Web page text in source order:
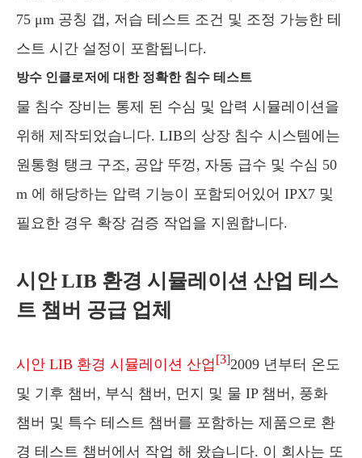
75 μm 공칭 갭, 저습 테스트 조건 및 조정 가능한 테
스트 시간 설정이 포함됩니다.
방수 인클로저에 대한 정확한 침수 테스트
물 침수 장비는 통제 된 수심 및 압력 시뮬레이션을
위해 제작되었습니다. LIB의 상장 침수 시스템에는
원통형 탱크 구조, 공압 뚜껑, 자동 급수 및 수심 50
m 에 해당하는 압력 기능이 포함되어있어 IPX7 및
필요한 경우 확장 검증 작업을 지원합니다.
시안 LIB 환경 시뮬레이션 산업 테스
트 챔버 공급 업체
시안 LIB 환경 시뮬레이션 산업 [3]2009 년부터 온도
및 기후 챔버, 부식 챔버, 먼지 및 물 IP 챔버, 풍화
챔버 및 특수 테스트 챔버를 포함하는 제품으로 환
경 테스트 챔버에서 작업 해 왔습니다. 이 회사는 또